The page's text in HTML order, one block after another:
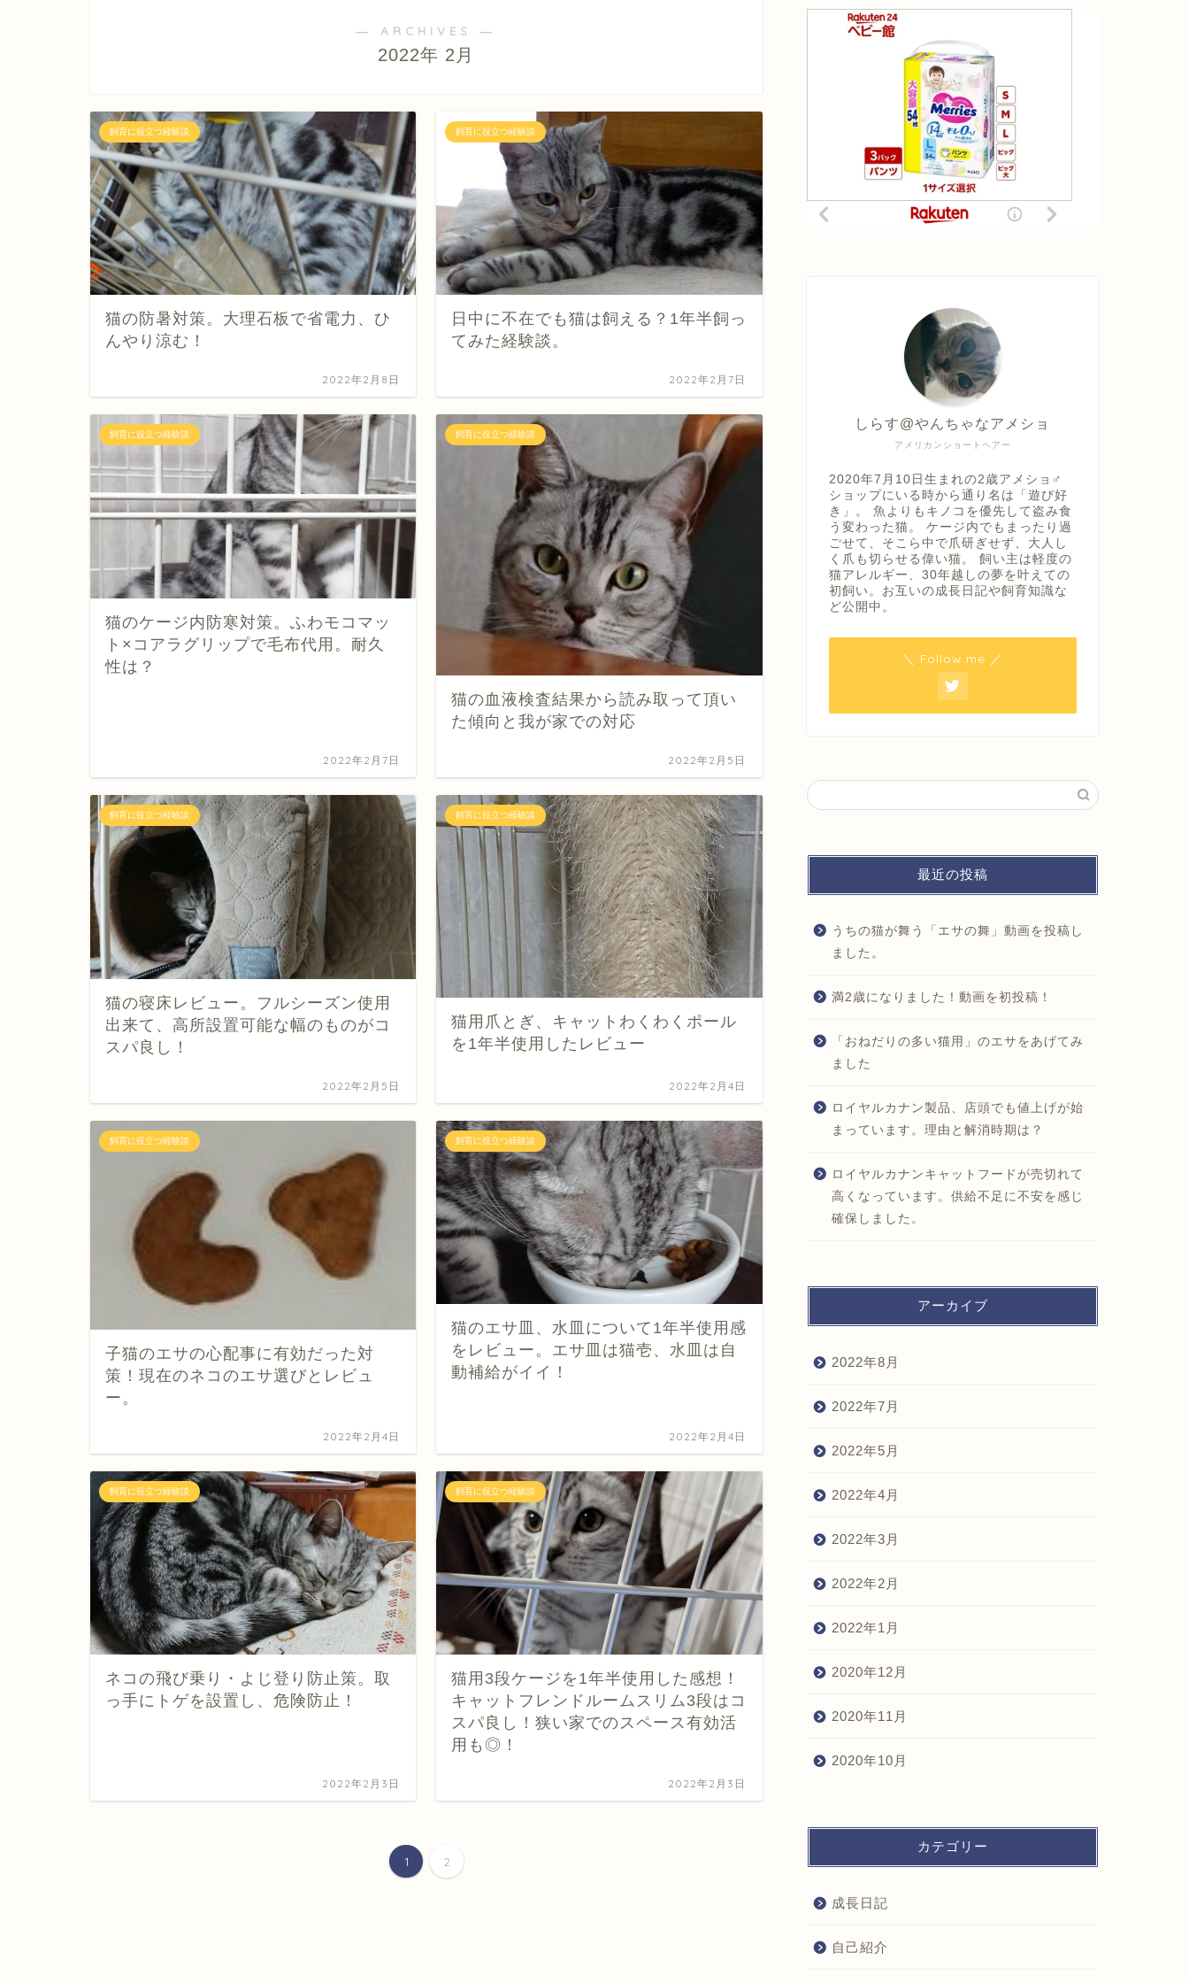
― ARCHIVES ―
2022年 2月
飼育に役立つ経験談
猫の防暑対策。大理石板で省電力、ひ
んやり涼む！
2022年2月8日
飼育に役立つ経験談
日中に不在でも猫は飼える？1年半飼っ
てみた経験談。
2022年2月7日
飼育に役立つ経験談
猫のケージ内防寒対策。ふわモコマッ
ト×コアラグリップで毛布代用。耐久
性は？
2022年2月7日
飼育に役立つ経験談
猫の血液検査結果から読み取って頂い
た傾向と我が家での対応
2022年2月5日
飼育に役立つ経験談
猫の寝床レビュー。フルシーズン使用
出来て、高所設置可能な幅のものがコ
スパ良し！
2022年2月5日
飼育に役立つ経験談
猫用爪とぎ、キャットわくわくポール
を1年半使用したレビュー
2022年2月4日
飼育に役立つ経験談
子猫のエサの心配事に有効だった対
策！現在のネコのエサ選びとレビュ
ー。
2022年2月4日
飼育に役立つ経験談
猫のエサ皿、水皿について1年半使用感
をレビュー。エサ皿は猫壱、水皿は自
動補給がイイ！
2022年2月4日
飼育に役立つ経験談
ネコの飛び乗り・よじ登り防止策。取
っ手にトゲを設置し、危険防止！
2022年2月3日
飼育に役立つ経験談
猫用3段ケージを1年半使用した感想！
キャットフレンドルームスリム3段はコ
スパ良し！狭い家でのスペース有効活
用も◎！
2022年2月3日
1 2
アメリカンショートヘアー
しらす@やんちゃなアメショ
2020年7月10日生まれの2歳アメショ♂
ショップにいる時から通り名は「遊び好
き」。 魚よりもキノコを優先して盗み食
う変わった猫。 ケージ内でもまったり過
ごせて、そこら中で爪研ぎせず、大人し
く爪も切らせる偉い猫。 飼い主は軽度の
猫アレルギー、30年越しの夢を叶えての
初飼い。お互いの成長日記や飼育知識な
ど公開中。
＼ Follow me ／
最近の投稿
うちの猫が舞う「エサの舞」動画を投稿し
ました。
満2歳になりました！動画を初投稿！
「おねだりの多い猫用」のエサをあげてみ
ました
ロイヤルカナン製品、店頭でも値上げが始
まっています。理由と解消時期は？
ロイヤルカナンキャットフードが売切れて
高くなっています。供給不足に不安を感じ
確保しました。
アーカイブ
2022年8月
2022年7月
2022年5月
2022年4月
2022年3月
2022年2月
2022年1月
2020年12月
2020年11月
2020年10月
カテゴリー
成長日記
自己紹介